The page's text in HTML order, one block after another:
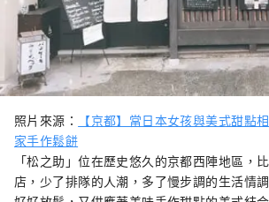
照片來源：
【京都】當日本女孩與美式甜點
家手作鬆餅
「松之助」位在歷史悠久的京都西陣地區，
店，少了排隊的人潮，多了慢步調的生活情